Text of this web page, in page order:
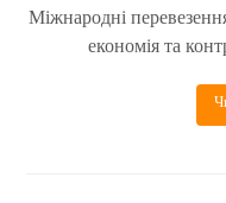
Міжнародні
економія та